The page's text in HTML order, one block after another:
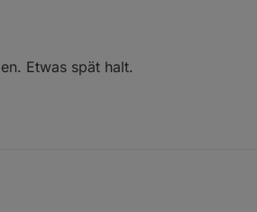
Etwas spät halt.